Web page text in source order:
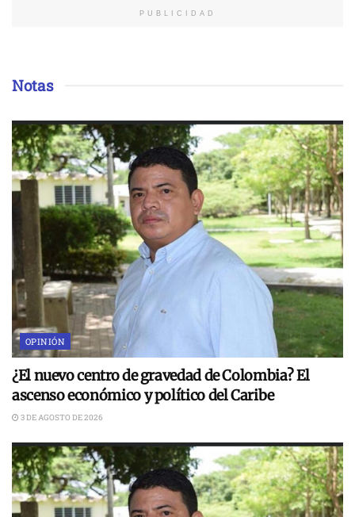
PUBLICIDAD
Notas
OPINIÓN
¿El nuevo centro de gravedad de Colombia? El
ascenso económico y político del Caribe
3 DE AGOSTO DE 2026